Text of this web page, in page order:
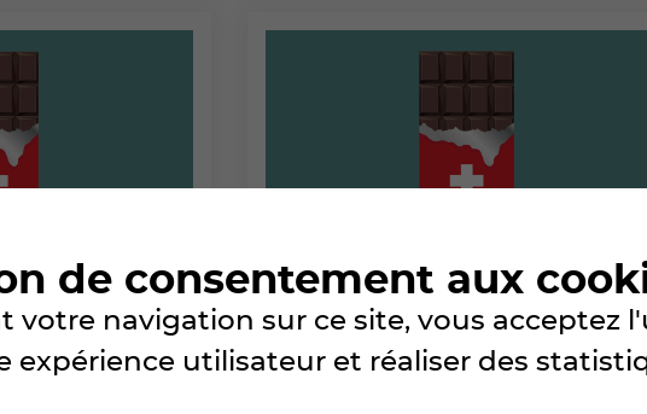
2026 VENDREDI 31 JULLET 2026
de consentement aux
votre navigation sur ce site, vous acceptez
expérience utilisateur et réaliser des